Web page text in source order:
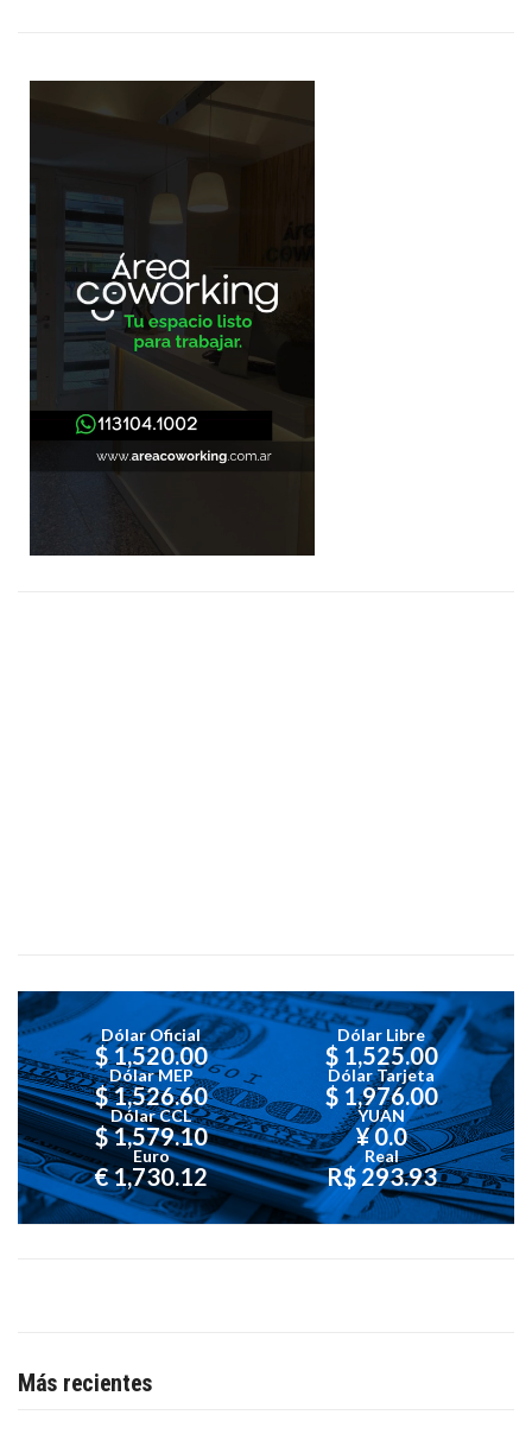
Dólar Oficial
$ 1,520.00
Dólar Libre
$ 1,525.00
Dólar MEP
$ 1,526.60
Dólar Tarjeta
$ 1,976.00
Dólar CCL
$ 1,579.10
YUAN
¥ 0.0
Euro
€ 1,730.12
Real
R$ 293.93
Más recientes